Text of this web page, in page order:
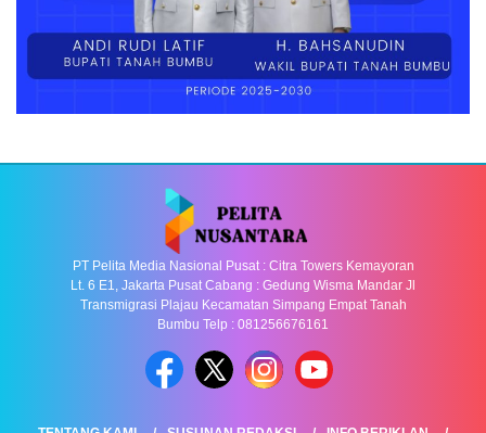
PT Pelita Media Nasional Pusat : Citra Towers Kemayoran
Lt. 6 E1, Jakarta Pusat Cabang : Gedung Wisma Mandar Jl
Transmigrasi Plajau Kecamatan Simpang Empat Tanah
Bumbu Telp : 081256676161